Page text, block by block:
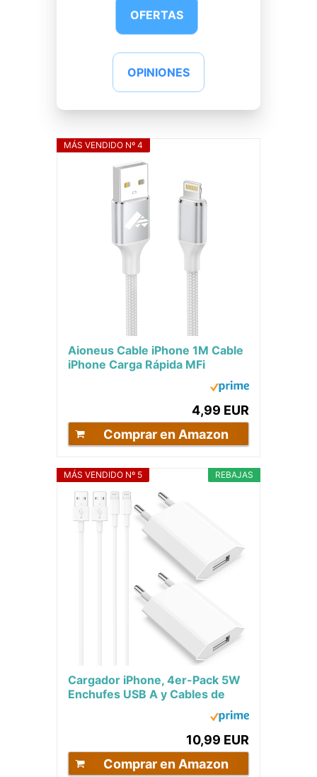
OFERTAS
OPINIONES
MÁS VENDIDO Nº 4
Aioneus Cable iPhone 1M Cable
iPhone Carga Rápida MFi
Certificado Cable USB iPhone,
4,99 EUR
Comprar en Amazon
REBAJAS
MÁS VENDIDO Nº 5
Cargador iPhone, 4er-Pack 5W
Enchufes USB A y Cables de
Carga 2M Compatible for iPhone
10,99 EUR
Comprar en Amazon